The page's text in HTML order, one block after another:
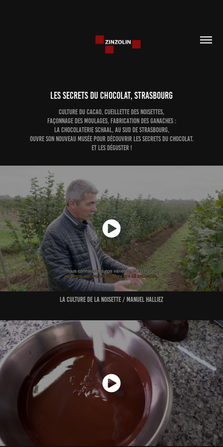
Les secrets du chocolat, strasbourg
Culture du cacao, cueillette des noisettes,
façonnage des moulages, fabrication des ganaches :
la chocolaterie Schaal, au sud de Strasbourg,
ouvre son nouveau musée pour découvrir les secrets du chocolat.
Et les déguster !
La culture de la noisette / Manuel Halliez